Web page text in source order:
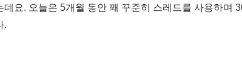
요. 오늘은 5개월 동안 꽤 꾸준히 스레드를 사용하며
.